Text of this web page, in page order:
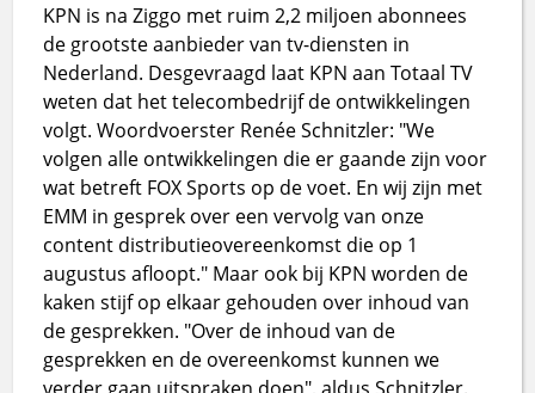
KPN is na Ziggo met ruim 2,2 miljoen abonnees
de grootste aanbieder van tv-diensten in
Nederland. Desgevraagd laat KPN aan Totaal TV
weten dat het telecombedrijf de ontwikkelingen
volgt. Woordvoerster Renée Schnitzler: "We
volgen alle ontwikkelingen die er gaande zijn voor
wat betreft FOX Sports op de voet. En wij zijn met
EMM in gesprek over een vervolg van onze
content distributieovereenkomst die op 1
augustus afloopt." Maar ook bij KPN worden de
kaken stijf op elkaar gehouden over inhoud van
de gesprekken. "Over de inhoud van de
gesprekken en de overeenkomst kunnen we